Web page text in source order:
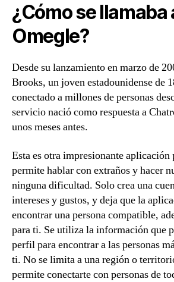
¿Cómo se llamaba
Omegle?
Desde su lanzamiento en marzo de
Brooks, un joven estadounidense de
conectado a millones de personas
servicio nació como respuesta a
unos meses antes.
Esta es otra impresionante aplicación
permite hablar con extraños y hacer
ninguna dificultad. Solo crea una
intereses y gustos, y deja que la
encontrar una persona compatible,
para ti. Se utiliza la información que
perfil para encontrar a las personas
ti. No se limita a una región o
permite conectarte con personas de